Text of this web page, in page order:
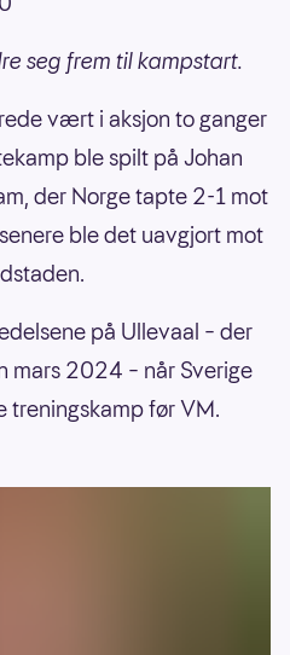
seg frem til kampstart.
vært i aksjon to ganger
ble spilt på Johan
der Norge tapte 2-1 mot
ble det uavgjort mot
på Ullevaal – der
mars 2024 – når Sverige
treningskamp før VM.